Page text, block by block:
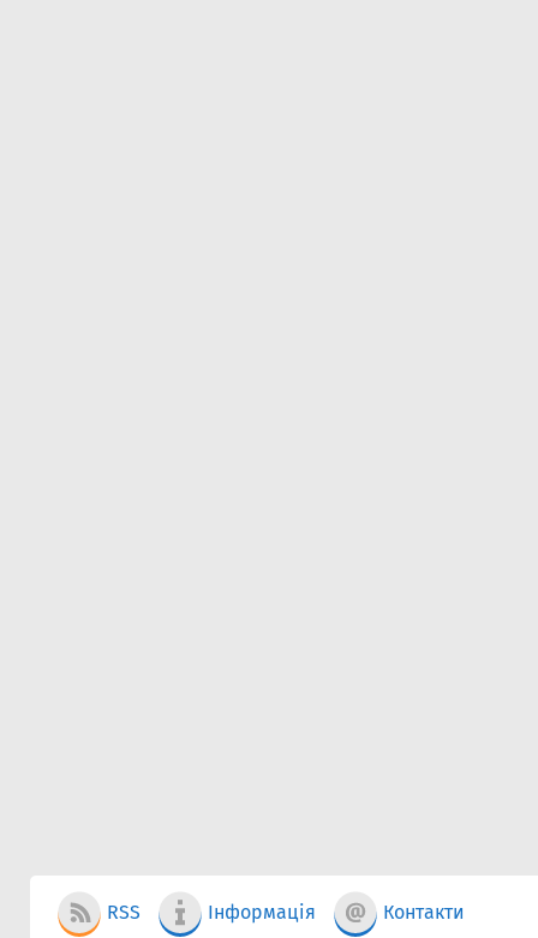
RSS Інформація Контакти